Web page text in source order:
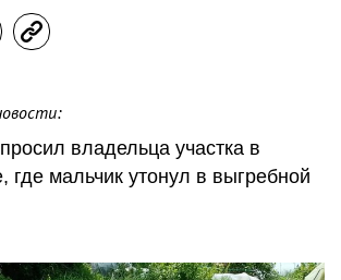
владельца участка в
где мальчик утонул в выгребной